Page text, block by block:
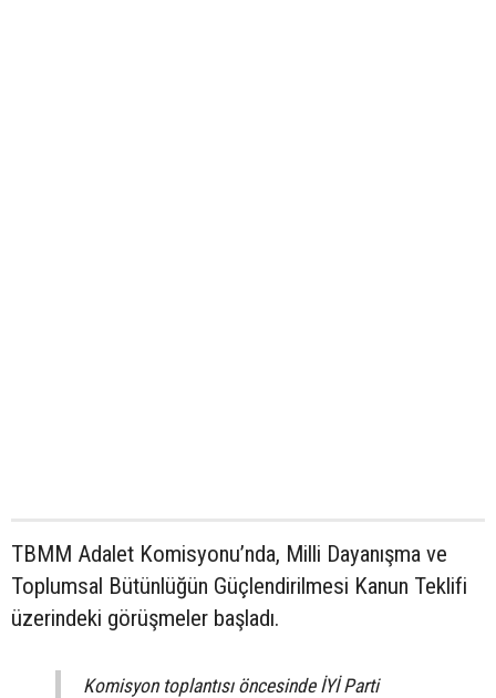
TBMM Adalet Komisyonu’nda, Milli Dayanışma ve
Toplumsal Bütünlüğün Güçlendirilmesi Kanun Teklifi
üzerindeki görüşmeler başladı.
Komisyon toplantısı öncesinde İYİ Parti